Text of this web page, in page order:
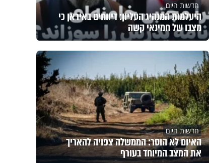
חדשות היום
היעלמות המנהיג העליון: דיווחים באיראן כי
מצבו של חמינאי קשה
חדשות היום
האיום לא הוסר: הממשלה צפויה להאריך
את המצב המיוחד בעורף